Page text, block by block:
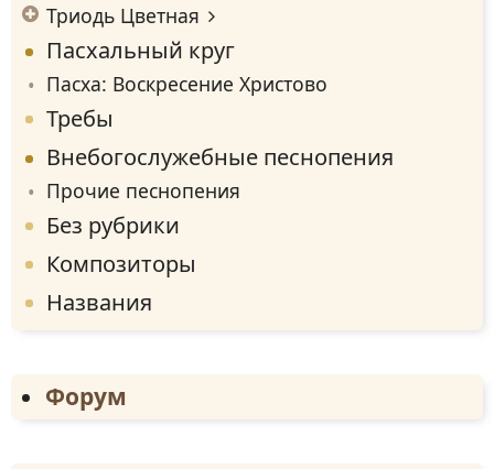
Триодь Цветная
Пасхальный круг
Пасха: Воскресение Христово
Требы
Внебогослужебные песнопения
Прочие песнопения
Без рубрики
Композиторы
Названия
Форум